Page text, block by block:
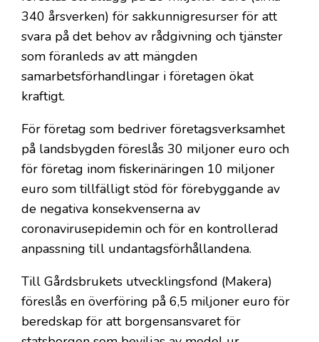
340 årsverken) för sakkunnigresurser för att
svara på det behov av rådgivning och tjänster
som föranleds av att mängden
samarbetsförhandlingar i företagen ökat
kraftigt.
För företag som bedriver företagsverksamhet
på landsbygden föreslås 30 miljoner euro och
för företag inom fiskerinäringen 10 miljoner
euro som tillfälligt stöd för förebyggande av
de negativa konsekvenserna av
coronavirusepidemin och för en kontrollerad
anpassning till undantagsförhållandena.
Till Gårdsbrukets utvecklingsfond (Makera)
föreslås en överföring på 6,5 miljoner euro för
beredskap för att borgensansvaret för